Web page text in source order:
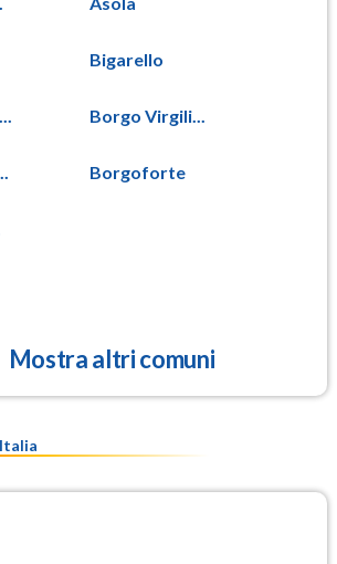
Bigarello
Borgo Virgili...
Borgoforte
Mostra altri comuni